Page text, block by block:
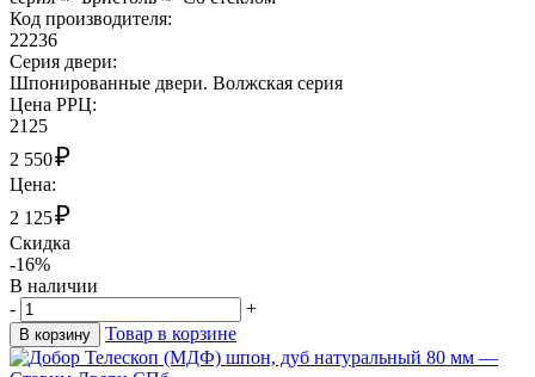
Код производителя:
22236
Cерия двери:
Шпонированные двери. Волжская серия
Цена РРЦ:
2125
2 550₽
Цена:
2 125₽
Скидка
-16%
В наличии
-
+
В корзину Товар в корзине